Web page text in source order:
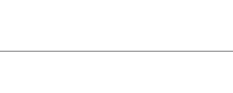
В мире